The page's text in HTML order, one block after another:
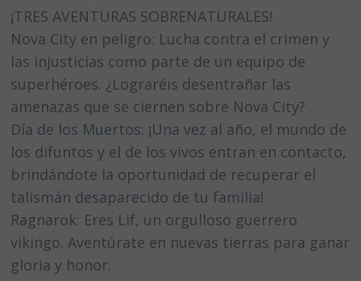
¡TRES AVENTURAS SOBRENATURALES!
Nova City en peligro: Lucha contra el crimen y
las injusticias como parte de un equipo de
superhéroes. ¿Lograréis desentrañar las
amenazas que se ciernen sobre Nova City?
Día de los Muertos: ¡Una vez al año, el mundo de
los difuntos y el de los vivos entran en contacto,
brindándote la oportunidad de recuperar el
talismán desaparecido de tu familia!
Ragnarok: Eres Lif, un orgulloso guerrero
vikingo. Aventúrate en nuevas tierras para ganar
gloria y honor.